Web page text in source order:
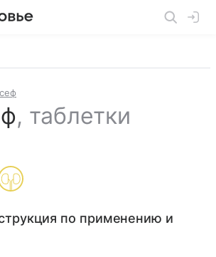
, таблетки
по применению и